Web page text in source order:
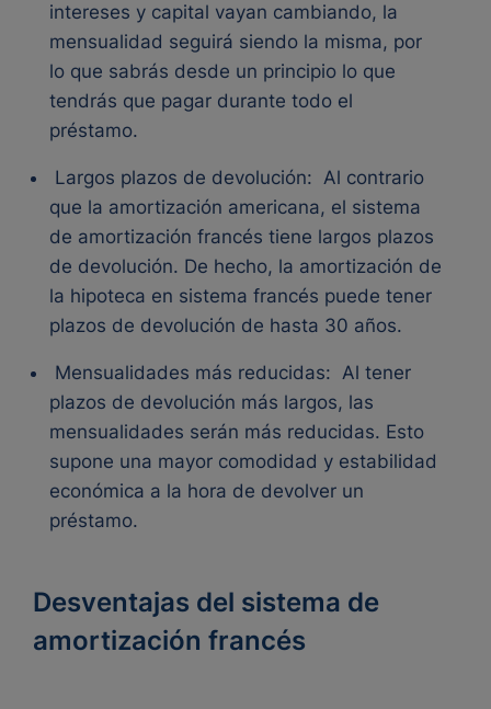
intereses y capital vayan cambiando, la
mensualidad seguirá siendo la misma, por
lo que sabrás desde un principio lo que
tendrás que pagar durante todo el
préstamo.
Largos plazos de devolución: Al contrario
que la amortización americana, el sistema
de amortización francés tiene largos plazos
de devolución. De hecho, la amortización de
la hipoteca en sistema francés puede tener
plazos de devolución de hasta 30 años.
Mensualidades más reducidas: Al tener
plazos de devolución más largos, las
mensualidades serán más reducidas. Esto
supone una mayor comodidad y estabilidad
económica a la hora de devolver un
préstamo.
Desventajas del sistema de
amortización francés